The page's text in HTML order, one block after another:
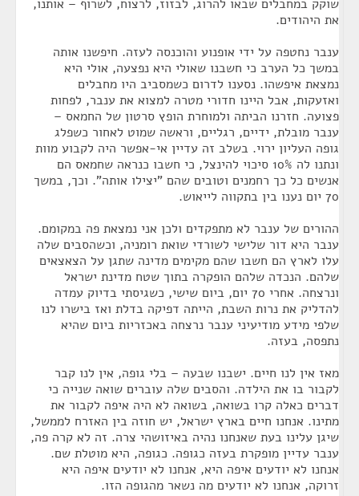
שוקק במחבלים שבאו להרוג, לבזוז, לרצוח, לשרוף – אותנו,
את היהודים.
ענבר נחטפה על ידי אופנוע והוכנסה לעזה. חיפשנו אותה
במשך כל הערב כי חשבנו שאולי היא נפצעה, אולי היא
נמצאת איפשהו. נסענו לדרום כשמסביב היו מחבלים
ואזעקות, אבל היינו חדורי מטרה למצוא את ענבר, לפחות
פצועה. חזרנו הביתה ולמוחרת הופץ סרטון של החמאס –
ענבר מובלת, ידיים, רגליים, וראשה שמוט לאחור כשפלג
גופה העליון ירוי. בשלב זה עדיין אי-אפשר היה לקבוע מוות
ונתנו לה 10% סיכוי להינצל, כי חשבו כנראה שחמאס הם
אנשים כל כך רחמנים וטובים שהם "יצילו אותה". וכך, במשך
70 יום נענו בין בתקווה לייאוש.
ההורים של ענבר לא מתפקדים ולכן אני נמצאת פה במקומם.
ענבר היא דור שלישי לשורדי שואת רומניה, וכשהסבים שלה
עלו לארץ הם חשבו שהם מקימים מדינה שתגן על הצאצאים
שלהם. הנכדה שלהם הופקרה בתוך שטח מדינת ישראל
ונרצחה. אחרי 70 יום, ביום שישי, כשגיסתי בדיוק עמדה
להדליק את נרות השבת, הייתה דפיקה בדלת ואז בישרו לנו
שלפי מידע מודיעיני ענבר נרצחה באכזריות ביום שהיא
נתפסה, בעזה.
מאז אין לנו חיים. ישבנו שבעה – בלי גופה, אין לנו קבר
לקבור בו את הילדה. והסבים שלה עוברים שואה שנייה כי
דברים כאלה קרו בשואה, בשואה לא היה איפה לקבור את
מתינו. אנחנו חיים בארץ ישראל, יש חוזה בין האזרח לממשל,
שיגן עלינו בעת שאנחנו נהיה באיזושהי צרה. זה לא קרה פה,
ענבר עדיין מופקרת בעזה כגופה. כגופה, היא מוטלת שם.
אנחנו לא יודעים איפה היא, אנחנו לא יודעים איפה היא
זרוקה, אנחנו לא יודעים מה נשאר מהגופה הזו.